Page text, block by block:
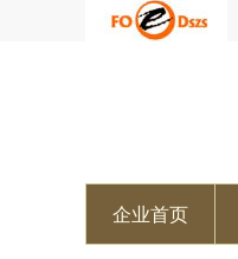
企业首页